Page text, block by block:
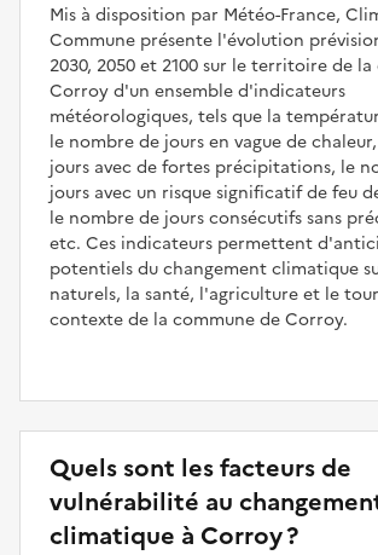
Mis à disposition par Météo-France,
Commune présente l'évolution
2030, 2050 et 2100 sur le territoire de
Corroy d'un ensemble d'indicateurs
météorologiques, tels que la
le nombre de jours en vague de
jours avec de fortes précipitations, le
jours avec un risque significatif de feu
le nombre de jours consécutifs sans
etc. Ces indicateurs permettent
potentiels du changement climatique
naturels, la santé, l'agriculture et le
contexte de la commune de Corroy.
Quels sont les facteurs de
vulnérabilité au
climatique à Corroy ?